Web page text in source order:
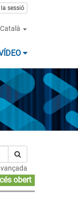
sessió
Català
obert